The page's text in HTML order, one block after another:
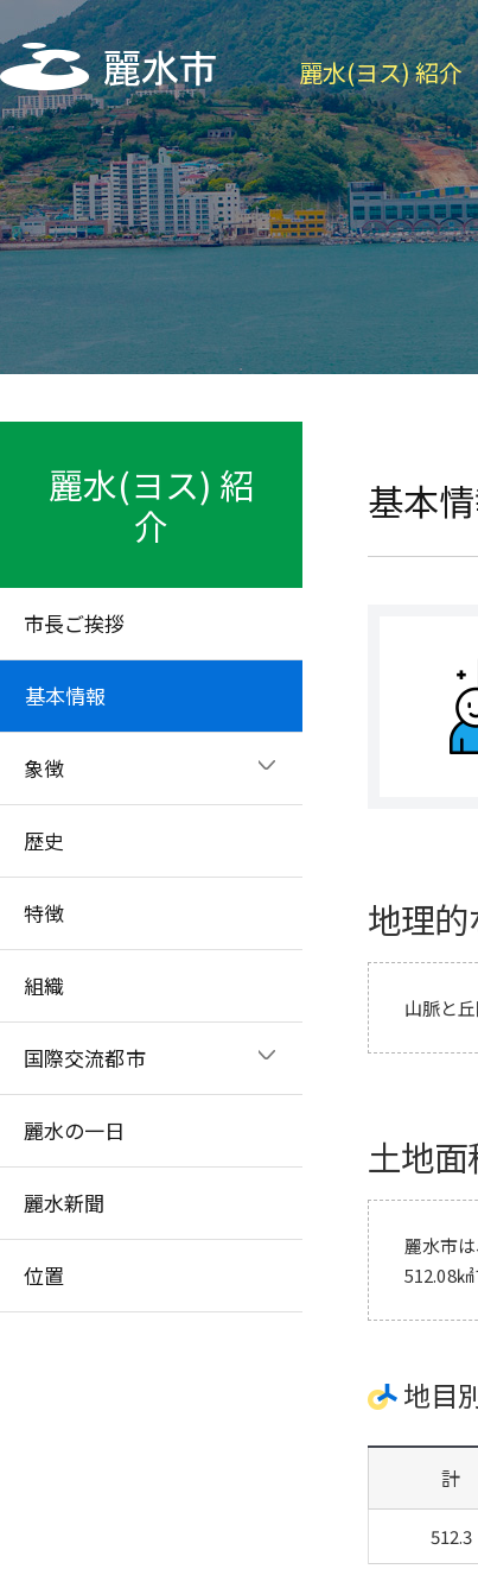
麗水(ヨス) 紹介
麗水(ヨス) 紹
介
市長ご挨拶
基本情報
象徴
歴史
特徴
組織
国際交流都市
麗水の一日
麗水新聞
位置
基本
地理
山脈と
土地面
麗水市
512.08㎢
地目
計
512.3